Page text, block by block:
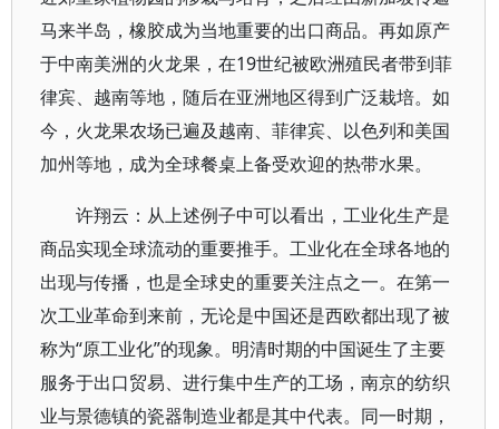
马来半岛，橡胶成为当地重要的出口商品。再如原产
于中南美洲的火龙果，在19世纪被欧洲殖民者带到菲
律宾、越南等地，随后在亚洲地区得到广泛栽培。如
今，火龙果农场已遍及越南、菲律宾、以色列和美国
加州等地，成为全球餐桌上备受欢迎的热带水果。
许翔云：从上述例子中可以看出，工业化生产是
商品实现全球流动的重要推手。工业化在全球各地的
出现与传播，也是全球史的重要关注点之一。在第一
次工业革命到来前，无论是中国还是西欧都出现了被
称为“原工业化”的现象。明清时期的中国诞生了主要
服务于出口贸易、进行集中生产的工场，南京的纺织
业与景德镇的瓷器制造业都是其中代表。同一时期，